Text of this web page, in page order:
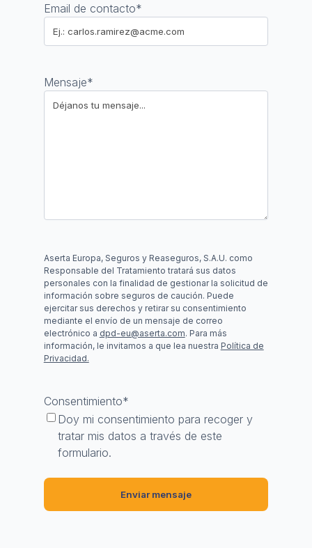
Email de contacto*
Mensaje*
Aserta Europa, Seguros y Reaseguros, S.A.U. como
Responsable del Tratamiento tratará sus datos
personales con la finalidad de gestionar la solicitud de
información sobre seguros de caución. Puede
ejercitar sus derechos y retirar su consentimiento
mediante el envío de un mensaje de correo
electrónico a dpd-eu@aserta.com. Para más
información, le invitamos a que lea nuestra Política de
Privacidad.
Consentimiento*
Doy mi consentimiento para recoger y
tratar mis datos a través de este
formulario.